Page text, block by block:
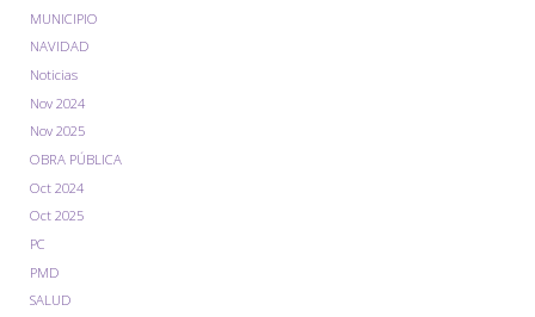
MUNICIPIO
NAVIDAD
Noticias
Nov 2024
Nov 2025
OBRA PÚBLICA
Oct 2024
Oct 2025
PC
PMD
SALUD